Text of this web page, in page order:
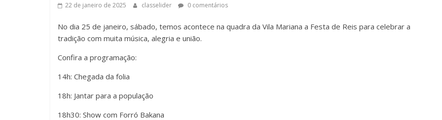
22 de janeiro de 2025 classelider 0 comentários
No dia 25 de janeiro, sábado, temos acontece na quadra da Vila Mariana a Festa de Reis para celebrar a
tradição com muita música, alegria e união.
Confira a programação:
14h: Chegada da folia
18h: Jantar para a população
18h30: Show com Forró Bakana